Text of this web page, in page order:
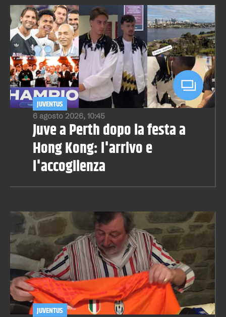
6 agosto 2026, 10:45
JUVENTUS
Juve a Perth dopo la festa a
Hong Kong: l'arrivo e
l'accoglienza
JUVENTUS